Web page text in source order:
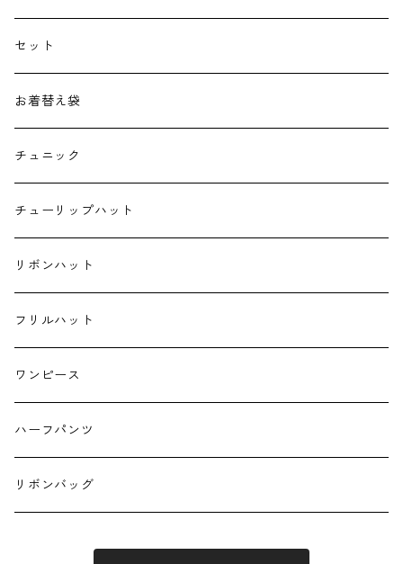
抱っこ紐
子供用バッグ
ポケットティッシュケース
ハンカチ
ランチクロス
お弁当袋
キーホルダー
セット
お着替え袋
チュニック
チューリップハット
リボンハット
フリルハット
ワンピース
ハーフパンツ
リボンバッグ